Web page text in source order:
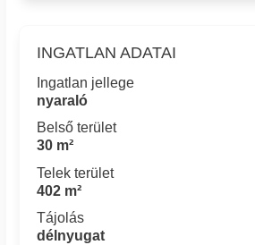
INGATLAN ADATAI
Ingatlan jellege
nyaraló
Belső terület
30 m²
Telek terület
402 m²
Tájolás
délnyugat